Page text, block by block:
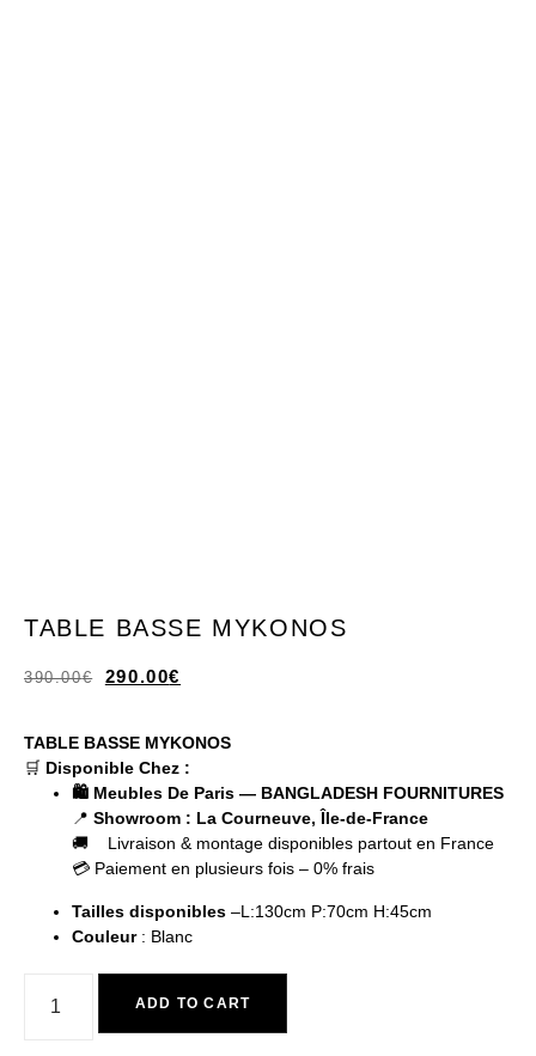
TABLE BASSE MYKONOS
390.00€ 290.00€
TABLE BASSE MYKONOS
🛒 Disponible Chez :
🛍️ Meubles De Paris — BANGLADESH FOURNITURES
📍 Showroom : La Courneuve, Île-de-France
🚚 Livraison & montage disponibles partout en France
💳 Paiement en plusieurs fois – 0% frais
Tailles disponibles –L:130cm P:70cm H:45cm
Couleur: Blanc
ADD TO CART